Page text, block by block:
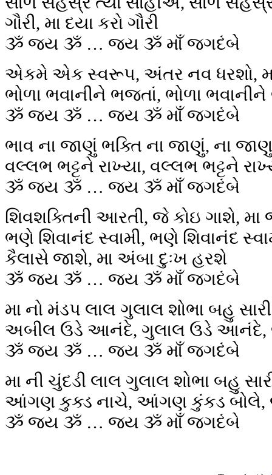
ગૌરી, મા દયા કરો ગૌરી
ૐ જય ૐ … જય ૐ માઁ જગદંબે
એકમે એક સ્વરૂપ, અંતર નવ ધરશો,
ભોળા ભવાનીને ભજતાં, ભોળા
ૐ જય ૐ … જય ૐ માઁ જગદંબે
ભાવ ના જાણું ભક્તિ ના જાણું, ના
વલ્લભ ભટ્ટને રાખ્યા, વલ્લભ ભટ્ટને
ૐ જય ૐ … જય ૐ માઁ જગદંબે
શિવશક્તિની આરતી, જે કોઇ ગાશે, મા
ભણે શિવાનંદ સ્વામી, ભણે શિવાનંદ
કૈલાસે જાશે, મા અંબા દુઃખ હરશે
ૐ જય ૐ … જય ૐ માઁ જગદંબે
મા નો મંડપ લાલ ગુલાલ શોભા બહુ
અબીલ ઉડે આનંદે, ગુલાલ ઉડે આનંદે,
ૐ જય ૐ … જય ૐ માઁ જગદંબે
મા ની ચુંદડી લાલ ગુલાલ શોભા બહુ
આંગણ કુક્ડ નાચે, આંગણ કુંકડ બોલે,
ૐ જય ૐ … જય ૐ માઁ જગદંબે